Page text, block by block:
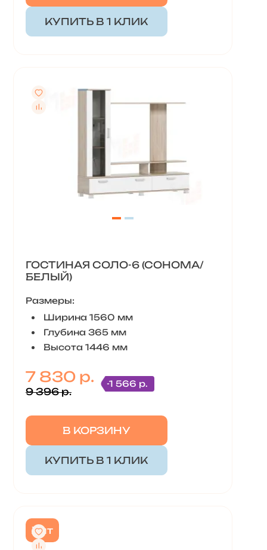
КУПИТЬ В 1 КЛИК
ГОСТИНАЯ СОЛО-6 (СОНОМА/
БЕЛЫЙ)
Размеры:
Ширина 1560 мм
Глубина 365 мм
Высота 1446 мм
7 830 р.
9 396 р.
-1 566 р.
В КОРЗИНУ
КУПИТЬ В 1 КЛИК
Хит